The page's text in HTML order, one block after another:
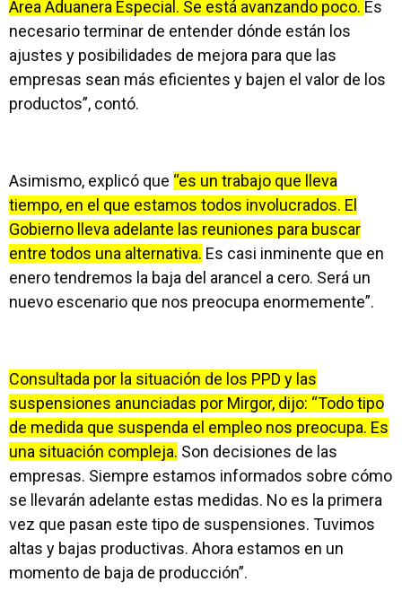
Área Aduanera Especial. Se está avanzando poco. Es
necesario terminar de entender dónde están los
ajustes y posibilidades de mejora para que las
empresas sean más eficientes y bajen el valor de los
productos”, contó.
Asimismo, explicó que “es un trabajo que lleva
tiempo, en el que estamos todos involucrados. El
Gobierno lleva adelante las reuniones para buscar
entre todos una alternativa. Es casi inminente que en
enero tendremos la baja del arancel a cero. Será un
nuevo escenario que nos preocupa enormemente”.
Consultada por la situación de los PPD y las
suspensiones anunciadas por Mirgor, dijo: “Todo tipo
de medida que suspenda el empleo nos preocupa. Es
una situación compleja. Son decisiones de las
empresas. Siempre estamos informados sobre cómo
se llevarán adelante estas medidas. No es la primera
vez que pasan este tipo de suspensiones. Tuvimos
altas y bajas productivas. Ahora estamos en un
momento de baja de producción”.